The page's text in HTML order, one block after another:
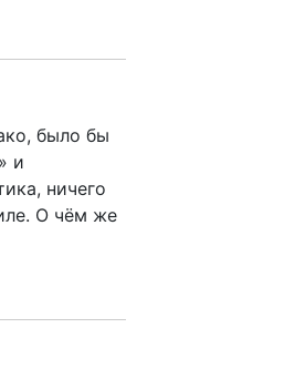
было бы
и
ничего
О чём же